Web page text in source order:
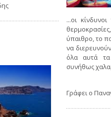
...οι
ύπαιθρο, το
να
όλα αυτά
συνήθως
Γράφει ο